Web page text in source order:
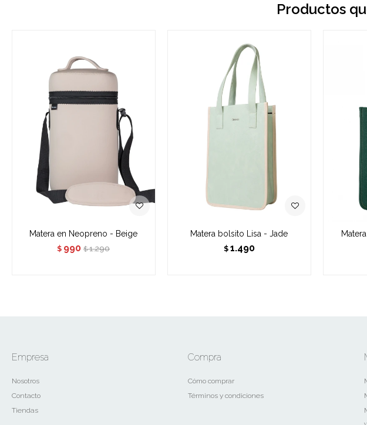
Productos
Matera en Neopreno - Beige
$ 990 $ 1.290
Matera bolsito Lisa - Jade
$ 1.490
Empresa
Nosotros
Contacto
Tiendas
Compra
Cómo comprar
Términos y condiciones